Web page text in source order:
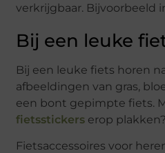
verkrijgbaar. Bijvoorbeeld
Bij een leuke
Bij een leuke fiets horen
afbeeldingen van gras,
een bont gepimpte fiets.
fietsstickers erop plakken?
Fietsaccessoires voor